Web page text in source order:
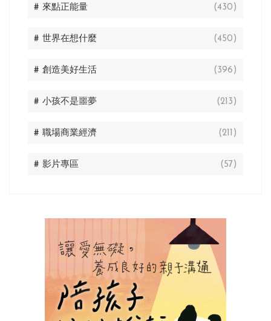
# 來點正能量 (430)
# 世界在想什麼 (450)
# 創造美好生活 (396)
# 小孩不是噩夢 (213)
# 職場商業經濟 (211)
# 影片專區 (57)